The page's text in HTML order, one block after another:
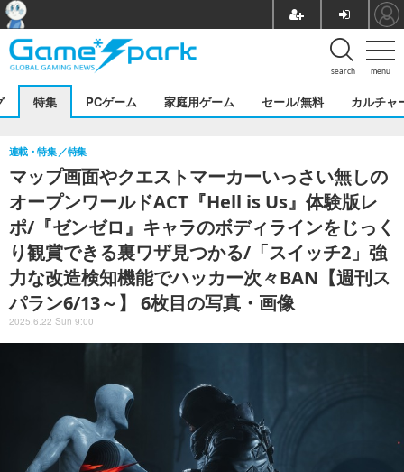
menu
search
特集 PCゲーム 家庭用ゲーム セール/無料 カルチャ
マップ画面やクエストマーカーいっさい無しの
オープンワールドACT『Hell is Us』体験版レ
ポ/『ゼンゼロ』キャラのボディラインをじっく
り観賞できる裏ワザ見つかる/「スイッチ2」強
力な改造検知機能でハッカー次々BAN【週刊ス
パラン6/13～】 6枚目の写真・画像
連載・特集 特集
2025.6.22 Sun 9:00